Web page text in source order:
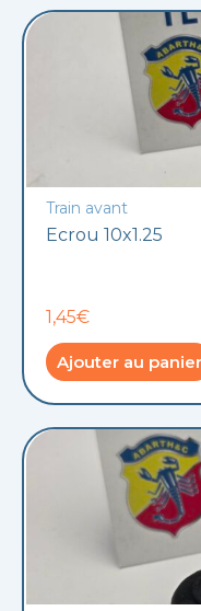
Train avant
Ecrou 10x1.25
1,45€
Ajouter au panier